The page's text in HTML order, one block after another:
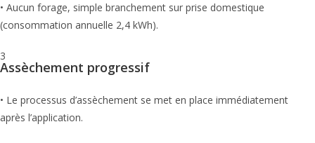
• Aucun forage, simple branchement sur prise domestique
(consommation annuelle 2,4 kWh).
3
Assèchement progressif
• Le processus d’assèchement se met en place immédiatement
après l’application.